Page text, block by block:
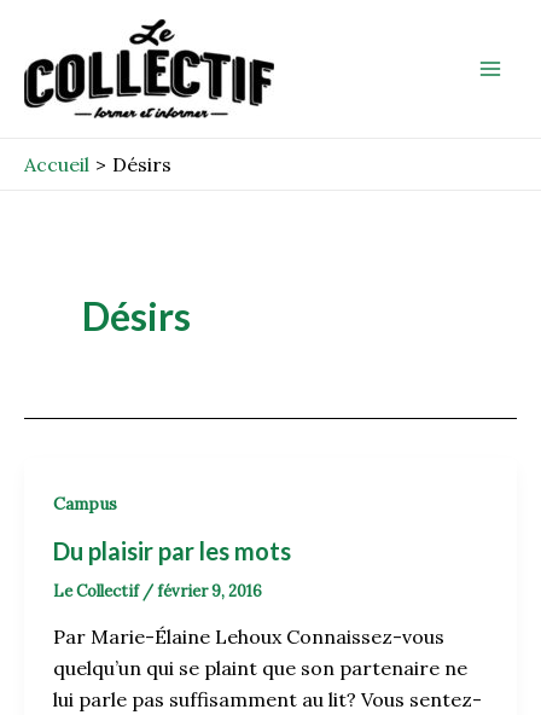
contenu
Accueil Désirs
Désirs
Campus
Du plaisir par les mots
Le Collectif /février 9, 2016
Par Marie-Élaine Lehoux Connaissez-vous
quelqu’un qui se plaint que son partenaire ne
lui parle pas suffisamment au lit? Vous sentez-